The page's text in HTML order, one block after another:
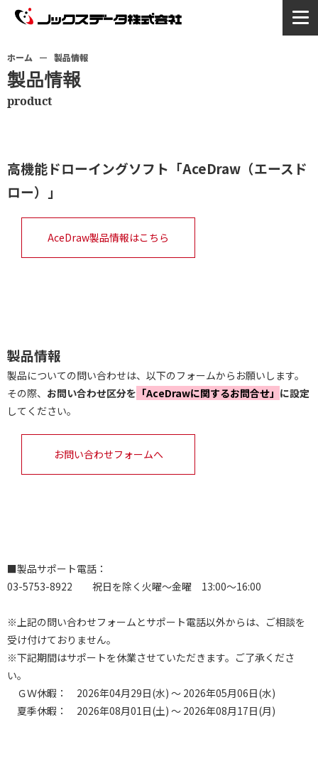
ホーム 製品情報
製品情報
product
高機能ドローイングソフト「AceDraw（エースド
ロー）」
AceDraw製品情報はこちら
製品情報
製品についての問い合わせは、以下のフォームからお願いします。
その際、 お問い合わせ区分を 「AceDrawに関するお問合せ」 に設定
してください。
お問い合わせフォームへ
■製品サポート電話：
03-5753-8922 祝日を除く火曜～金曜 13:00～16:00
※上記の問い合わせフォームとサポート電話以外からは、ご相談を
受け付けておりません。
※下記期間はサポートを休業させていただきます。ご了承くださ
い。
ＧＷ休暇： 2026年04月29日(水) ～ 2026年05月06日(水)
夏季休暇： 2026年08月01日(土) ～ 2026年08月17日(月)